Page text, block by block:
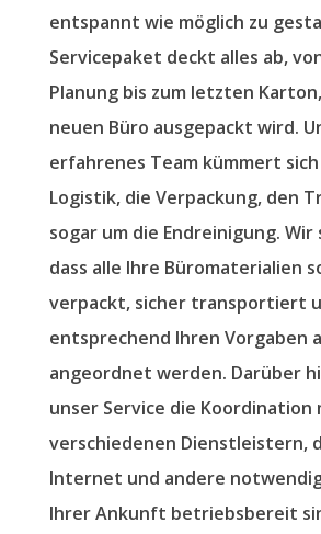
entspannt wie möglich zu
Servicepaket deckt alles ab,
Planung bis zum letzten
neuen Büro ausgepackt wird.
erfahrenes Team kümmert
Logistik, die Verpackung, den
sogar um die Endreinigung.
dass alle Ihre Büromaterialien
verpackt, sicher transportiert
entsprechend Ihren Vorgaben
angeordnet werden. Darüber
unser Service die Koordination
verschiedenen Dienstleistern,
Internet und andere
Ihrer Ankunft betriebsbereit